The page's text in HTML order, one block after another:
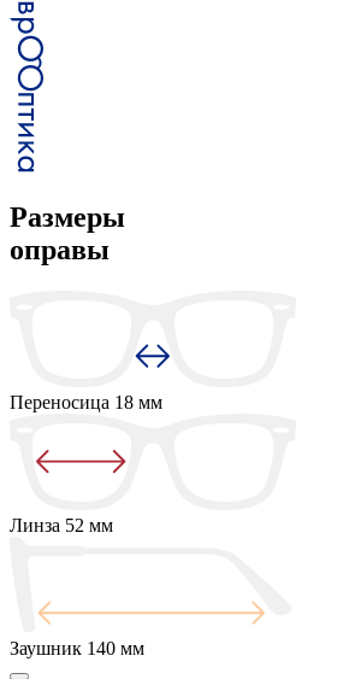
Размеры
оправы
Переносица 18 мм
Линза 52 мм
Заушник 140 мм